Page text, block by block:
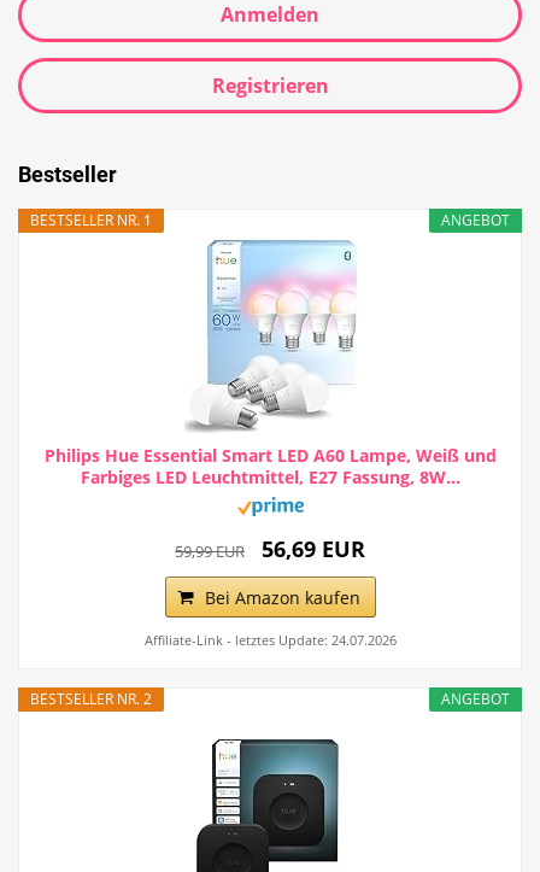
Anmelden
Registrieren
Bestseller
ANGEBOT
BESTSELLER NR. 1
Philips Hue Essential Smart LED A60 Lampe, Weiß und
Farbiges LED Leuchtmittel, E27 Fassung, 8W...
59,99 EUR 56,69 EUR
Bei Amazon kaufen
Affiliate-Link - letztes Update: 24.07.2026
ANGEBOT
BESTSELLER NR. 2